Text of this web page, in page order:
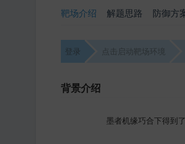
靶场介绍 解题思路 防御方
登录 点击启动靶场环境
背景介绍
墨者机缘巧合下得到